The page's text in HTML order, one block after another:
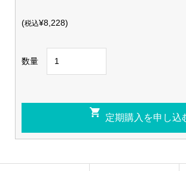
(税込¥8,228)
数量